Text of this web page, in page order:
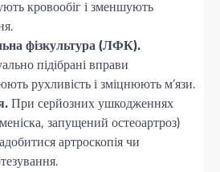
кровообіг і зменшують
фізкультура (ЛФК).
підібрані вправи
рухливість і зміцнюють м’язи.
При серйозних ушкодженнях
запущений остеоартроз)
артроскопія чи